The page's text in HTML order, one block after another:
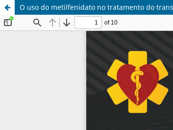
O uso do metilfenidato no tratamento do